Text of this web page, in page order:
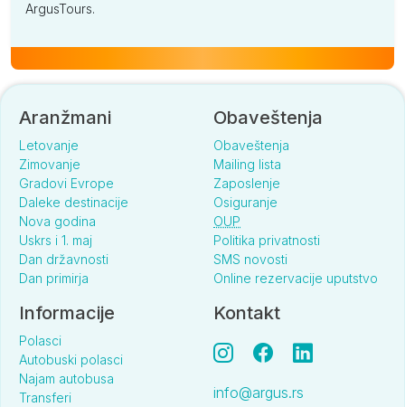
ArgusTours.
Aranžmani
Letovanje
Zimovanje
Gradovi Evrope
Daleke destinacije
Nova godina
Uskrs i 1. maj
Dan državnosti
Dan primirja
Obaveštenja
Obaveštenja
Mailing lista
Zaposlenje
Osiguranje
OUP
Politika privatnosti
SMS novosti
Online rezervacije uputstvo
Informacije
Polasci
Autobuski polasci
Najam autobusa
Transferi
Kontakt
info@argus.rs